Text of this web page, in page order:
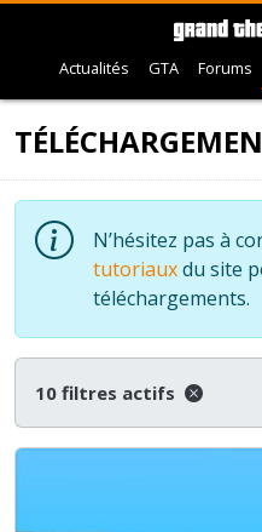
Actualités GTA Forums
N’hésitez pas à
tutoriauxdu site
téléchargements.
10 filtres actifs